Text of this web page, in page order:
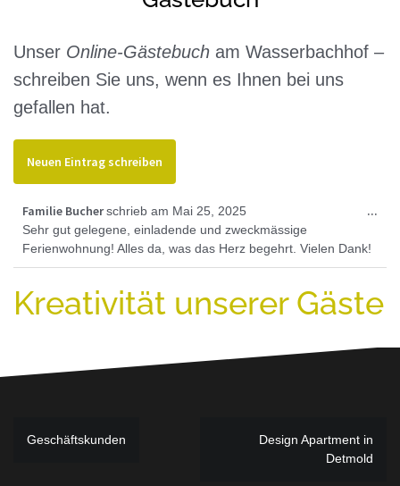
Unser Online-Gästebuch am Wasserbachhof –
schreiben Sie uns, wenn es Ihnen bei uns
gefallen hat.
Familie Bucherschrieb am Mai 25, 2025
Sehr gut gelegene, einladende und zweckmässige
Ferienwohnung! Alles da, was das Herz begehrt. Vielen Dank!
...
Kreativität unserer Gäste
Beitragsnavigation
Geschäftskunden
Design Apartment in
Detmold